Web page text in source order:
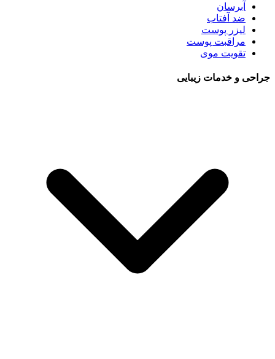
آبرسان
ضد آفتاب
لیزر پوست
مراقبت پوست
تقویت موی
جراحی و خدمات زیبایی